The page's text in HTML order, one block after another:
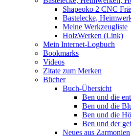
Shapeoko 2 CNC
Bastelecke,
Meine Werkzeugliste
HolzWerken (Link)
Mein Internet-Logbuch
Bookmarks
Videos
Zitate zum Merken
Bücher
Buch-Übersicht
Ben und die
Ben und die
Ben und die
Ben und der
Neues aus Zarmonien